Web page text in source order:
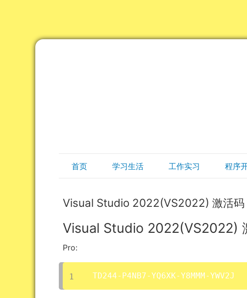
首页 学习生活 工作实习 程序
Visual Studio 2022(VS2022) 激活码
Visual Studio 2022(VS2022)
Pro:
TD244-P4NB7-YQ6XK-Y8MMM-YWV2J